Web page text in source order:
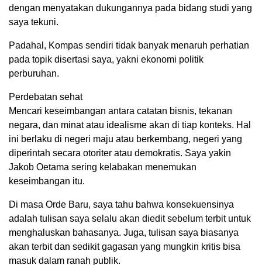
dengan menyatakan dukungannya pada bidang studi yang
saya tekuni.
Padahal, Kompas sendiri tidak banyak menaruh perhatian
pada topik disertasi saya, yakni ekonomi politik
perburuhan.
Perdebatan sehat
Mencari keseimbangan antara catatan bisnis, tekanan
negara, dan minat atau idealisme akan di tiap konteks. Hal
ini berlaku di negeri maju atau berkembang, negeri yang
diperintah secara otoriter atau demokratis. Saya yakin
Jakob Oetama sering kelabakan menemukan
keseimbangan itu.
Di masa Orde Baru, saya tahu bahwa konsekuensinya
adalah tulisan saya selalu akan diedit sebelum terbit untuk
menghaluskan bahasanya. Juga, tulisan saya biasanya
akan terbit dan sedikit gagasan yang mungkin kritis bisa
masuk dalam ranah publik.